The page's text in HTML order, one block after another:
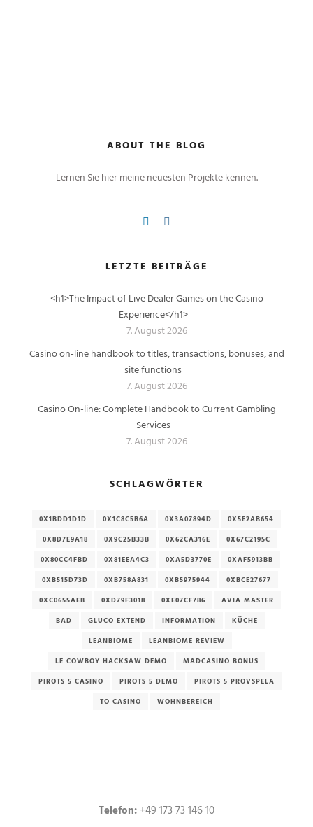
ABOUT THE BLOG
Lernen Sie hier meine neuesten Projekte kennen.
LETZTE BEITRÄGE
<h1>The Impact of Live Dealer Games on the Casino
Experience</h1>
7. August 2026
Casino on-line handbook to titles, transactions, bonuses, and
site functions
7. August 2026
Casino On-line: Complete Handbook to Current Gambling
Services
7. August 2026
SCHLAGWÖRTER
0X1BDD1D1D 0X1C8C5B6A 0X3A07894D
0X5E2AB654
0X8D7E9A18
0X9C25B33B 0X62CA316E
0X67C2195C
0X80CC4FBD
0X81EEA4C3 0XA5D3770E
0XAF5913BB
0XB515D73D
0XB758A831 0XB5975944
0XBCE27677
0XC0655AEB
0XD79F3018 0XE07CF786
AVIA MASTER
BAD
GLUCO EXTEND INFORMATION
KÜCHE
LEANBIOME
LEANBIOME REVIEW
LE COWBOY HACKSAW DEMO
MADCASINO BONUS
PIROTS 5 CASINO
PIROTS 5 DEMO
PIROTS 5 PROVSPELA
TO CASINO
WOHNBEREICH
Telefon: +49 173 73 146 10